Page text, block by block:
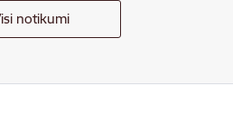
notikumi